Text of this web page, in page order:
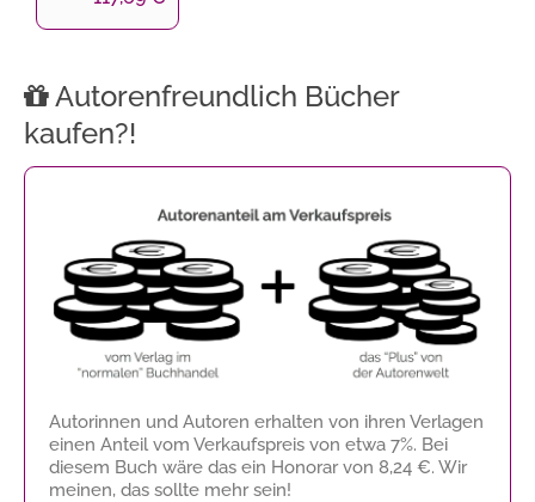
Autorenfreundlich Bücher
kaufen?!
Autorinnen und Autoren erhalten von ihren Verlagen
einen Anteil vom Verkaufspreis von etwa 7%. Bei
diesem Buch wäre das ein Honorar von 8,24 €. Wir
meinen, das sollte mehr sein!